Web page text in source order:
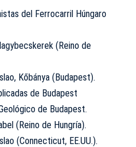
del Ferrocarril Húngaro
(Reino de
Kőbánya (Budapest).
de Budapest
de Budapest.
(Reino de Hungría).
(Connecticut, EE.UU.).